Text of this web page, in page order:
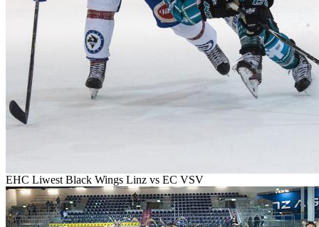
EHC Liwest Black Wings Linz vs EC VSV